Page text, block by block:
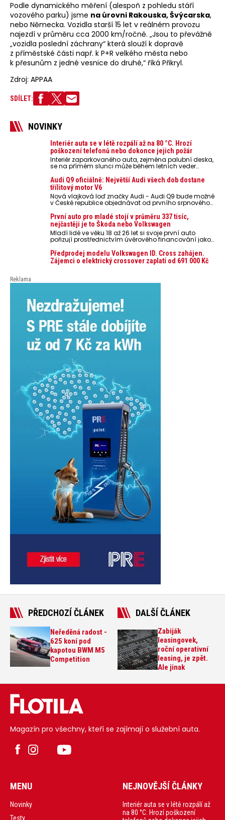
Podle dynamického měření (alespoň z pohledu stáří
vozového parku) jsme na úrovni Rakouska, Švýcarska,
nebo Německa. Vozidla starší 15 let v reálném provozu
najezdí v průměru cca 2000 km/ročně. „Jsou to převážně
„vozidla poslední záchrany“ která slouží k dopravě
z příměstské části např. k P+R velkého města nebo
k přesunům z jedné vesnice do druhé,“ říká Přikryl.
Zdroj: APPAA
SDÍLET:
NOVINKY
Interiér auta se v létě rozpálí až na 80 °C. Hrozí
poškození telefonů nebo dokonce jejich požár
Interiér zaparkovaného auta, zejména palubní deska,
se na přímém slunci může během letních veder
nebezpečí pro odložené mobilní telefony, powerbanky
nebo notebooky. Můžou urychlit stárnutí baterií,
poškodit elektroniku a ve výjimečných případech i
zvýšit riziko požáru.
Audi Q9 oficiálně: Největší Audi všech dob dostane
třílitový motor V6
Nová vlajková loď značky Audi - Audi Q9 bude možné
v České republice objednávat od prvního srpnového
První auto pro mladé stojí v průměru 337 tisíc,
nejčastěji je to Škoda nebo Volkswagen
Mladí lidé ve věku 18 až 26 let si svoje první auto
pořizují prostřednictvím úvěrového financování jako
auto. Průměrná pořizovací cena vozu dosahuje 337
tisíc korun a průměrná financovaná částka
přesahuje 251 tisíc korun. Vyplývá to z dat Leasingu
Předprodej modelu Volkswagen ID. Cross zahájen.
Zájemci o elektrický crossover zaplatí od 691 000 Kč
Reklama
PŘEDCHOZÍ ČLÁNEK
Neředěná radost -
625 koní pod
kapotou BWM M5
Competition
DALŠÍ ČLÁNEK
Zabiják
leasingovek,
roční operativní
leasing, je zpět.
Ale jinak
Magazín pro všechny, kteří se zajímají o služební auta.
MENU
Novinky
Testy
NEJNOVĚJŠÍ ČLÁNKY
Interiér auta se v létě rozpálí až
na 80 °C. Hrozí poškození